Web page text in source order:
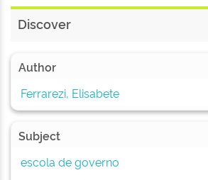
Discover
Author
Ferrarezi, Elisabete
Subject
escola de governo